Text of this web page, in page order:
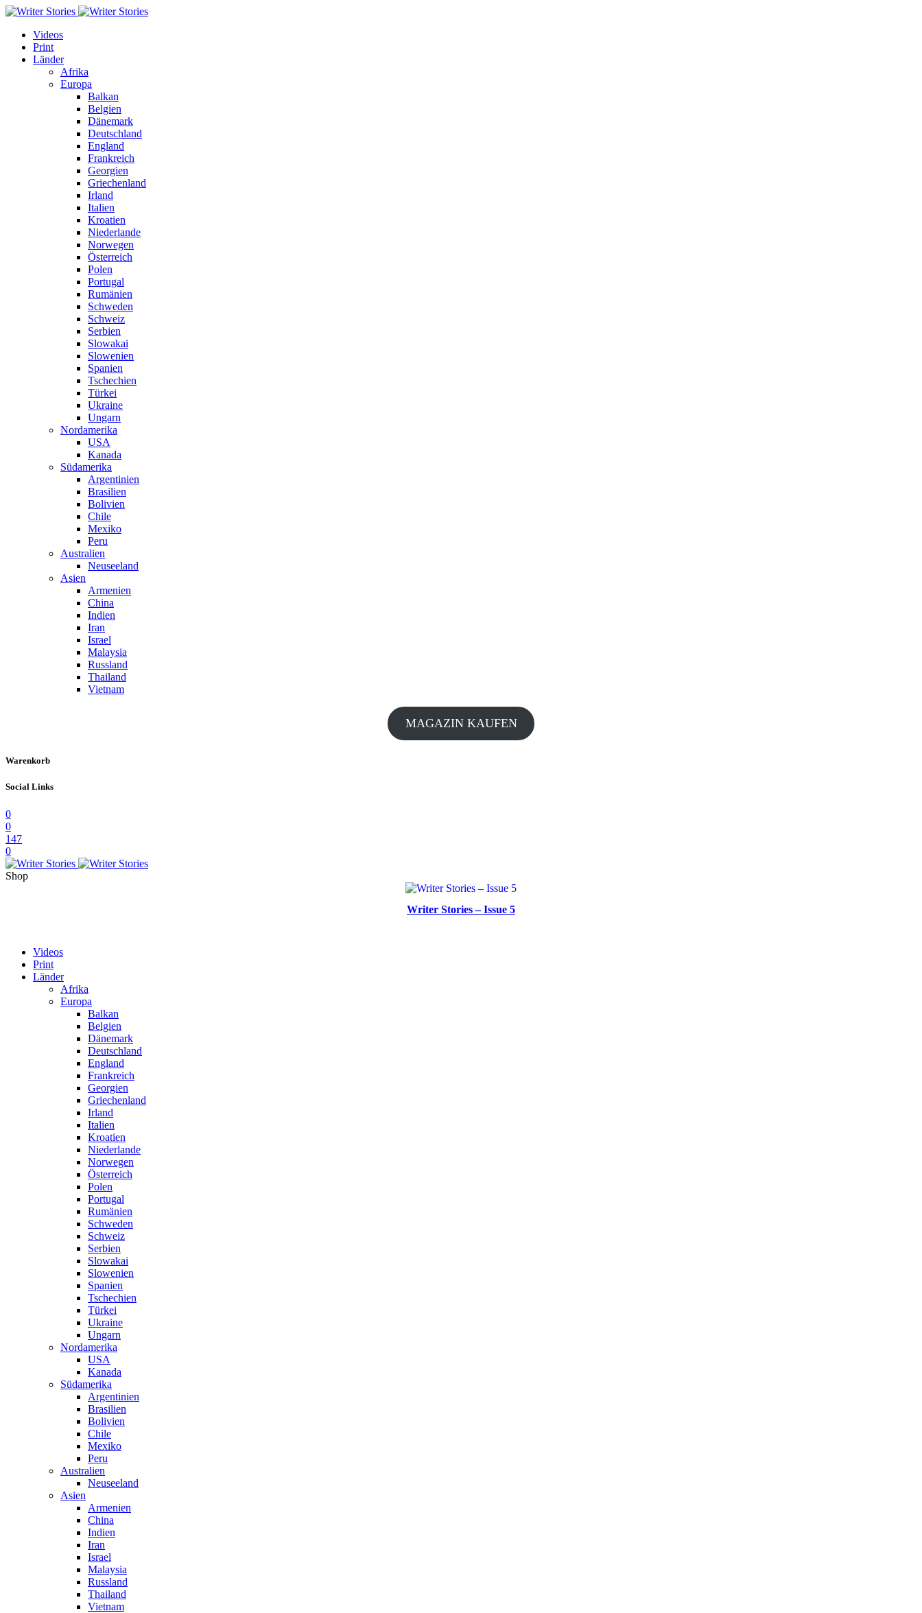
Videos
Print
Länder
Afrika
Europa
Balkan
Belgien
Dänemark
Deutschland
England
Frankreich
Georgien
Griechenland
Irland
Italien
Kroatien
Niederlande
Norwegen
Österreich
Polen
Portugal
Rumänien
Schweden
Schweiz
Serbien
Slowakai
Slowenien
Spanien
Tschechien
Türkei
Ukraine
Ungarn
Nordamerika
USA
Kanada
Südamerika
Argentinien
Brasilien
Bolivien
Chile
Mexiko
Peru
Australien
Neuseeland
Asien
Armenien
China
Indien
Iran
Israel
Malaysia
Russland
Thailand
Vietnam
MAGAZIN KAUFEN
Warenkorb
Social Links
0
0
147
0
Shop
Writer Stories – Issue 5
Videos
Print
Länder
Afrika
Europa
Balkan
Belgien
Dänemark
Deutschland
England
Frankreich
Georgien
Griechenland
Irland
Italien
Kroatien
Niederlande
Norwegen
Österreich
Polen
Portugal
Rumänien
Schweden
Schweiz
Serbien
Slowakai
Slowenien
Spanien
Tschechien
Türkei
Ukraine
Ungarn
Nordamerika
USA
Kanada
Südamerika
Argentinien
Brasilien
Bolivien
Chile
Mexiko
Peru
Australien
Neuseeland
Asien
Armenien
China
Indien
Iran
Israel
Malaysia
Russland
Thailand
Vietnam